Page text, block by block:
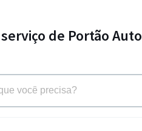
de Portão